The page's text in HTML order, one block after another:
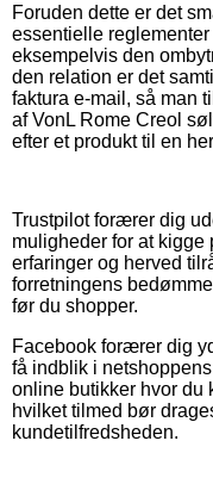
Foruden dette er det
essentielle
eksempelvis den
den relation er det
faktura e-mail, så man
af VonL Rome Creol
efter et produkt til en
Trustpilot forærer dig
muligheder for at
erfaringer og herved
forretningens
før du shopper.
Facebook forærer dig
få indblik i
online butikker hvor du
hvilket tilmed bør
kundetilfredsheden.